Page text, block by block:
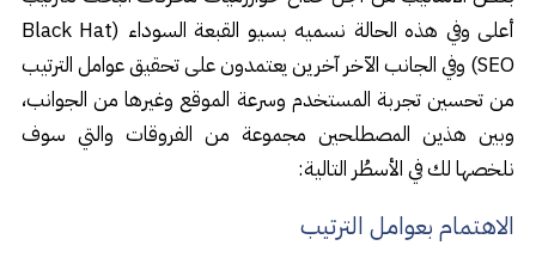
أعلى وفي هذه الحالة نسميه بسيو القبعة السوداء (Black Hat
SEO) وفي الجانب الآخر آخرين يعتمدون على تحقيق عوامل الترتيب
من تحسين تجربة المستخدم وسرعة الموقع وغيرها من الجوانب،
وبين هذين المصطلحين مجموعة من الفروقات والتي سوف
نلخصها لك في الأسطُر التالية:
الاهتمام بعوامل الترتيب